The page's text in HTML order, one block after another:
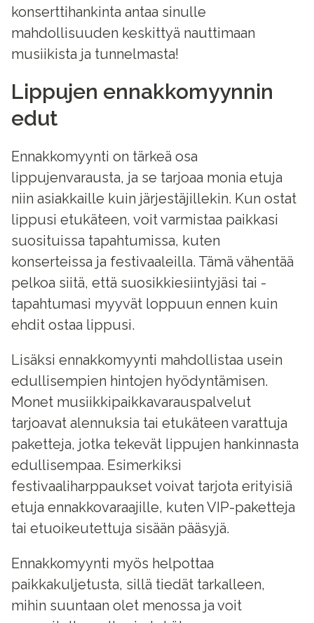
konserttihankinta antaa sinulle
mahdollisuuden keskittyä nauttimaan
musiikista ja tunnelmasta!
Lippujen ennakkomyynnin
edut
Ennakkomyynti on tärkeä osa
lippujenvarausta, ja se tarjoaa monia etuja
niin asiakkaille kuin järjestäjillekin. Kun ostat
lippusi etukäteen, voit varmistaa paikkasi
suosituissa tapahtumissa, kuten
konserteissa ja festivaaleilla. Tämä vähentää
pelkoa siitä, että suosikkiesiintyjäsi tai -
tapahtumasi myyvät loppuun ennen kuin
ehdit ostaa lippusi.
Lisäksi ennakkomyynti mahdollistaa usein
edullisempien hintojen hyödyntämisen.
Monet musiikkipaikkavarauspalvelut
tarjoavat alennuksia tai etukäteen varattuja
paketteja, jotka tekevät lippujen hankinnasta
edullisempaa. Esimerkiksi
festivaaliharppaukset voivat tarjota erityisiä
etuja ennakkovaraajille, kuten VIP-paketteja
tai etuoikeutettuja sisään pääsyjä.
Ennakkomyynti myös helpottaa
paikkakuljetusta, sillä tiedät tarkalleen,
mihin suuntaan olet menossa ja voit